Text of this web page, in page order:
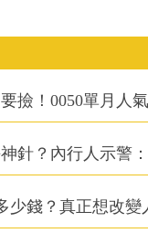
撿！0050單月人
針？內行人示警
少錢？真正想改變